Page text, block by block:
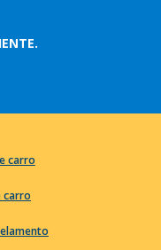
carro
carro